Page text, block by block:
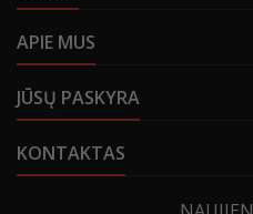
APIE MUS
JŪSŲ PASKYRA
KONTAKTAS